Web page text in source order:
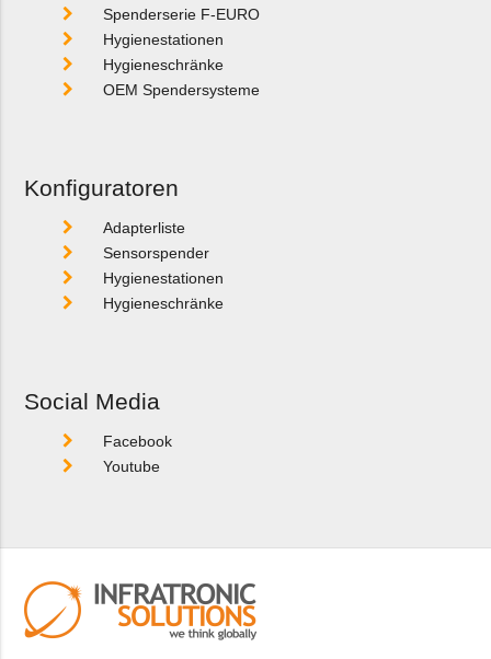
Spenderserie F-EURO
Hygienestationen
Hygieneschränke
OEM Spendersysteme
Konfiguratoren
Adapterliste
Sensorspender
Hygienestationen
Hygieneschränke
Social Media
Facebook
Youtube